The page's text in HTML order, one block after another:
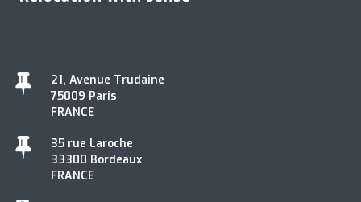
21, Avenue Trudaine
75009 Paris
FRANCE
35 rue Laroche
33300 Bordeaux
FRANCE